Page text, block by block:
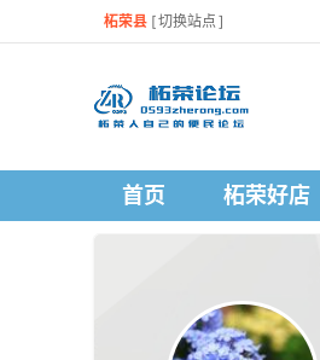
柘荣县 [切换站点 ]
首页 柘荣好店